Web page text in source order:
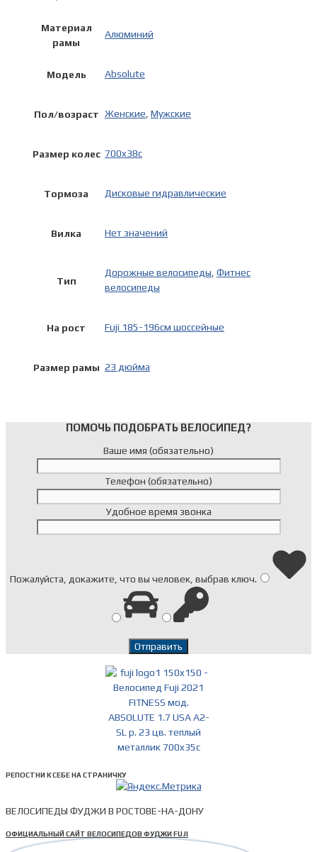
Материал
рамы
Алюминий
Модель Absolute
Пол/возраст Женские Мужские
Размер колес 700x38c
Тормоза Дисковые гидравлические
Вилка Нет значений
Тип
Дорожные велосипеды Фитнес
велосипеды
На рост Fuji 185-196см шоссейные
Размер рамы 23 дюйма
ПОМОЧЬ ПОДОБРАТЬ ВЕЛОСИПЕД?
Ваше имя (обязательно)
Телефон (обязательно)
Удобное время звонка
Пожалуйста, докажите, что вы человек, выбрав ключ.
РЕПОСТНИ К СЕБЕ НА СТРАНИЧКУ
ВЕЛОСИПЕДЫ ФУДЖИ В РОСТОВЕ-НА-ДОНУ
ОФИЦИАЛЬНЫЙ САЙТ ВЕЛОСИПЕДОВ ФУДЖИ FUJI